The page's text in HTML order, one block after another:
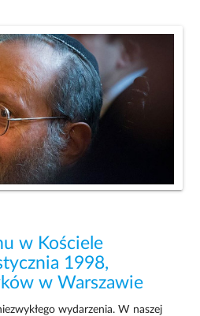
w Kościele
1998,
w Warszawie
wydarzenia. W naszej